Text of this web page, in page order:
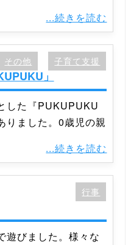
...続きを読む
」
その他 子育て支援
した『PUKUPUKU
りました。0歳児の親
...続きを読む
行事
遊びました。様々な